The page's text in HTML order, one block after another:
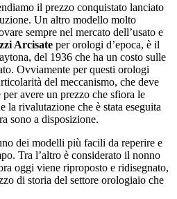
il prezzo conquistato lanciato
Un altro modello molto
sempre nel mercato dell’usato e
Arcisate per orologi d’epoca, è il
del 1936 che ha un costo sulle
Ovviamente per questi orologi
del meccanismo, che deve
avere un prezzo che sfiora le
la rivalutazione che è stata eseguita
sono a disposizione.
dei modelli più facili da reperire e
Tra l’altro è considerato il nonno
oggi viene riproposto e ridisegnato,
di storia del settore orologiaio che